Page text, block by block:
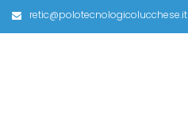
retic@polotecnologicolucchese.it